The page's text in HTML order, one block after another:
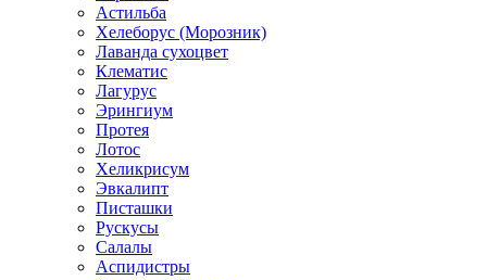
Астильба
Хелеборус (Морозник)
Лаванда сухоцвет
Клематис
Лагурус
Эрингиум
Протея
Лотос
Хеликрисум
Эвкалипт
Писташки
Рускусы
Салалы
Аспидистры